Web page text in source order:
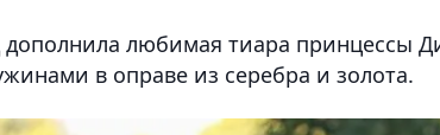
дополнила любимая тиара принцессы
в оправе из серебра и золота.